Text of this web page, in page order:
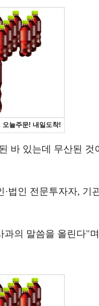
바 있는데 무산된
인 전문투자자,
의 말씀을 올린다"